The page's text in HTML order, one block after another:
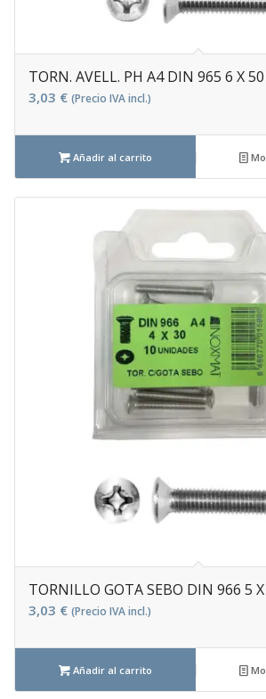
TORN. AVELL. PH A4 DIN 965 6 X
3,03 € (Precio IVA incl.)
Añadir al carrito
TORNILLO GOTA SEBO DIN 966 5
3,03 € (Precio IVA incl.)
Añadir al carrito